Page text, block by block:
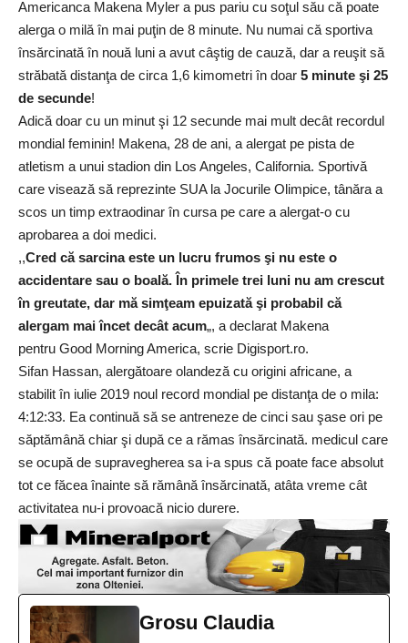
Americanca Makena Myler a pus pariu cu soţul său că poate
alerga o milă în mai puţin de 8 minute. Nu numai că sportiva
însărcinată în nouă luni a avut câştig de cauză, dar a reuşit să
străbată distanţa de circa 1,6 kimometri în doar 5 minute şi 25
de secunde!
Adică doar cu un minut şi 12 secunde mai mult decât recordul
mondial feminin! Makena, 28 de ani, a alergat pe pista de
atletism a unui stadion din Los Angeles, California. Sportivă
care visează să reprezinte SUA la Jocurile Olimpice, tânăra a
scos un timp extraodinar în cursa pe care a alergat-o cu
aprobarea a doi medici.
,,Cred că sarcina este un lucru frumos şi nu este o
accidentare sau o boală. În primele trei luni nu am crescut
în greutate, dar mă simţeam epuizată şi probabil că
alergam mai încet decât acum„, a declarat Makena
pentru Good Morning America, scrie Digisport.ro.
Sifan Hassan, alergătoare olandeză cu origini africane, a
stabilit în iulie 2019 noul record mondial pe distanţa de o mila:
4:12:33. Ea continuă să se antreneze de cinci sau şase ori pe
săptămână chiar şi după ce a rămas însărcinată. medicul care
se ocupă de supravegherea sa i-a spus că poate face absolut
tot ce făcea înainte să rămână însărcinată, atâta vreme cât
activitatea nu-i provoacă nicio durere.
Grosu Claudia